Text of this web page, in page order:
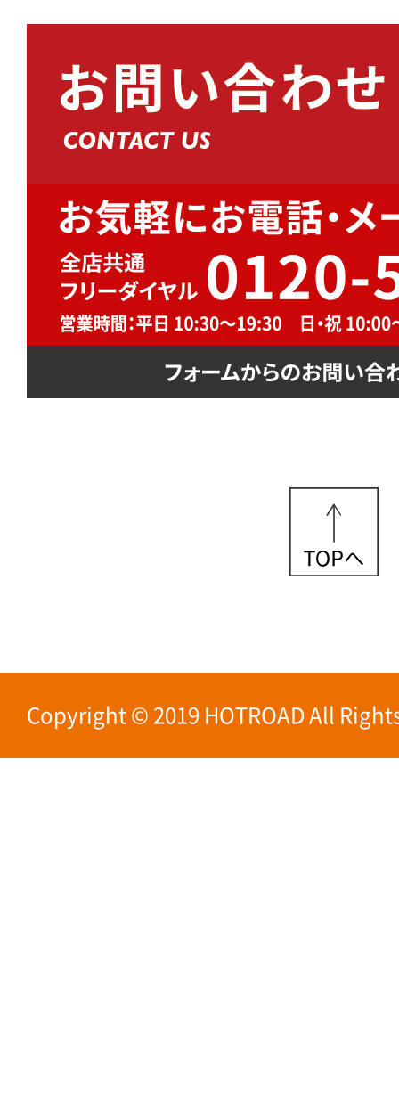
Copyright © 2019 HOTROAD All